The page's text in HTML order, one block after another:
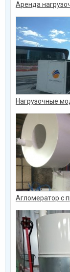
Аренда
Нагрузочные
Агломератор с